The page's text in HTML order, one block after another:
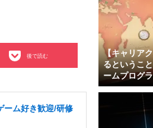
後で読む
ーム好き歓迎/研修
【キャリア
るというこ
ームプログ